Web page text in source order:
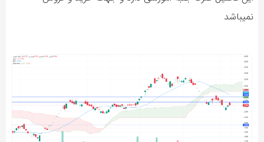
نمیباشد